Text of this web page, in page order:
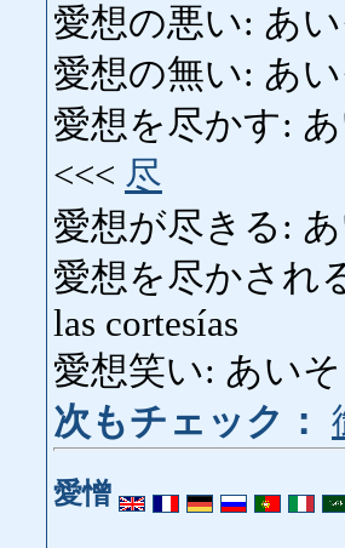
愛想の悪い: あ
愛想の無い: あ
愛想を尽かす:
<<< 尽
愛想が尽きる: あ
愛想を尽かされ
las cortesías
愛想笑い: あい
次もチェック：
愛憎